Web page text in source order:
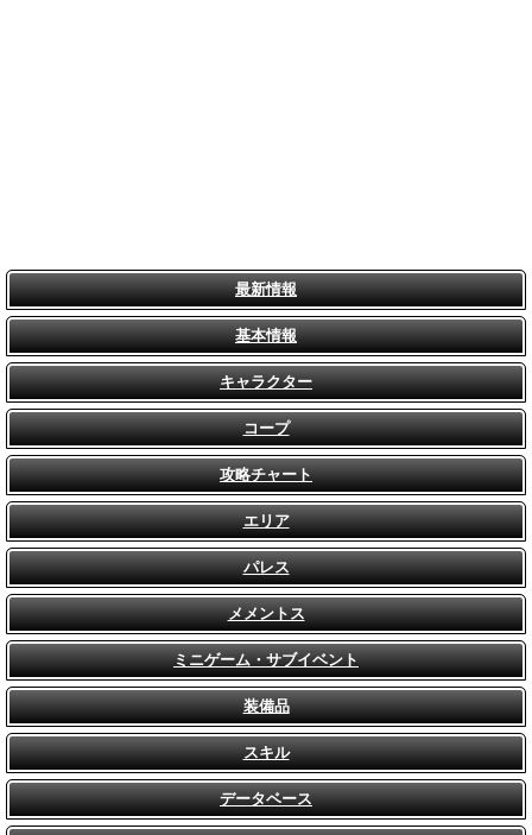
最新情報
基本情報
キャラクター
コープ
攻略チャート
エリア
パレス
メメントス
ミニゲーム・サブイベント
装備品
スキル
データベース